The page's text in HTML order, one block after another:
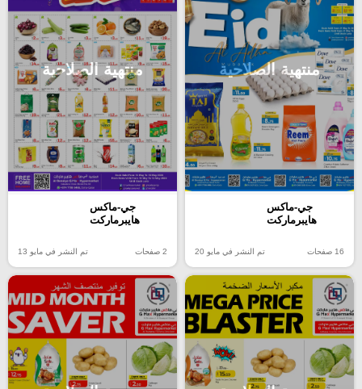
منتهية الصلاحية
جي-ماكس
هايبرماركت
16 صفحات تم النشر في مايو 20
منتهية الصلاحية
جي-ماكس
هايبرماركت
2 صفحات تم النشر في مايو 13